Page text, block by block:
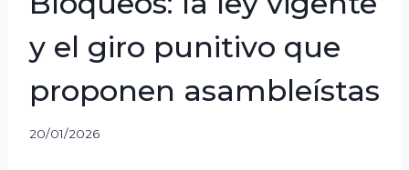
y el giro punitivo que
proponen asambleístas
20/01/2026